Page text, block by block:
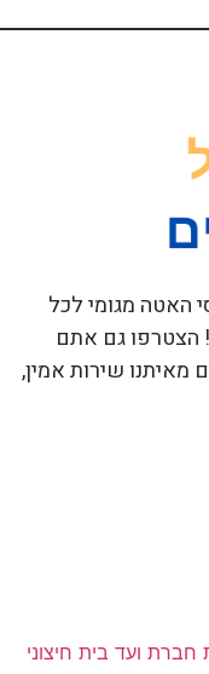
האטה מגומי לכל
הצטרפו גם אתם
שירות אמין,
ועד בית חיצוני